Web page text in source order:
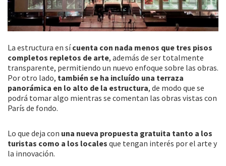
La estructura en sícuenta con nada menos que tres pisos
completos repletos de arte, además de ser totalmente
transparente, permitiendo un nuevo enfoque sobre las obras.
Por otro lado, también se ha incluído una terraza
panorámica en lo alto de la estructura, de modo que se
podrá tomar algo mientras se comentan las obras vistas con
París de fondo.
Lo que deja con una nueva propuesta gratuita tanto a los
turistas como a los locales que tengan interés por el arte y
la innovación.